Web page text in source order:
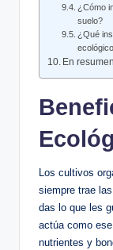
¿Cómo
suelo?
¿Qué
En resumen
Los cultivos
siempre trae
das lo que les
actúa como
nutrientes y